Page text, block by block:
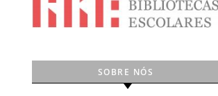
SOBRE NÓS